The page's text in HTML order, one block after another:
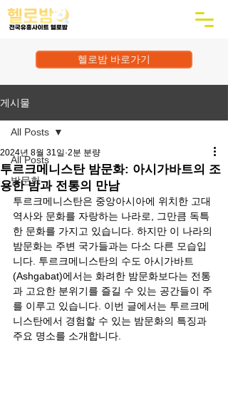
헬로밤 바로가기
게시물
All Posts
밤문화
All Posts
투르크메니스탄 밤문화: 아시가바트의 조
용한 밤과 전통의 만남
2024년 8월 31일 2분 분량
투르크메니스탄은 중앙아시아에 위치한 고대
역사와 문화를 자랑하는 나라로, 그만큼 독특
한 문화를 가지고 있습니다. 하지만 이 나라의
밤문화는 주변 국가들과는 다소 다른 모습입
니다. 투르크메니스탄의 수도 아시가바트
(Ashgabat)에서는 화려한 밤문화보다는 전통
과 고요한 분위기를 즐길 수 있는 공간들이 주
를 이루고 있습니다. 이번 글에서는 투르크메
니스탄에서 경험할 수 있는 밤문화의 특징과
주요 명소를 소개합니다.